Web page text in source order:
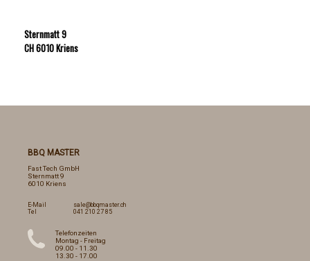
Sternmatt 9
CH 6010 Kriens
BBQ MASTER
Fast Tech GmbH
Sternmatt 9
6010 Kriens
E-Mail
sale@bbqmaster.ch
Tel
041 210 27 85
Telefonzeiten
Montag - Freitag
09.00 - 11.30
13.30 - 17.00